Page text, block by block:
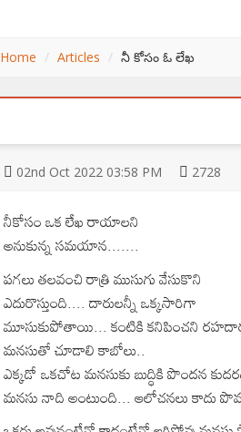
Home Articles నీ కోసం ఓ లేఖ
02nd Oct 2022 03:58 PM 2728
నీకోసం ఒక లేఖ రాయాలని
అనుకున్న సమయాన.......
పగలు తలవంచి రాత్రి ముసుగు వేసుకొని
ఎదురొస్తుంది.... దారులన్నీ ఒక్కసారిగా
మూసుకుపోతాయి... కంటికి కనిపించని
మనసుతో చూడాలి కాబోలు..
ఎక్కడో ఒకచోట మనసుకు బుద్ధికి పొందన
మనసు నాది అంటుంది... ఆలోచనలు కాదు